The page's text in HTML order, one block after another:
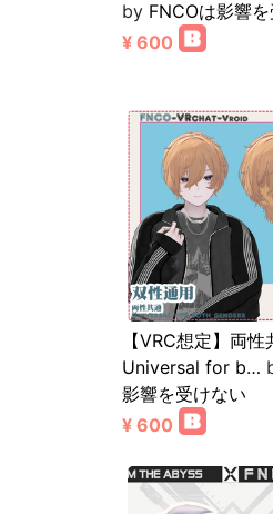
by FNCOは影響
¥ 600
【VRC想定】両
Universal for b…
影響を受けない
¥ 600